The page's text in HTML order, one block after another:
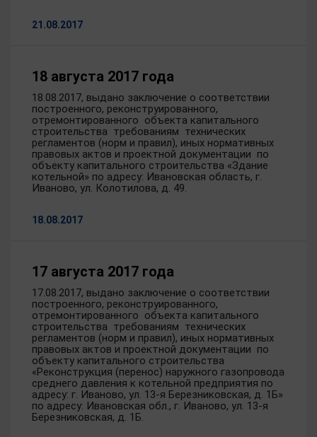
21.08.2017
18 августа 2017 года
18.08.2017, выдано заключение о соответствии
построенного, реконструированного,
отремонтированного объекта капитального
строительства требованиям технических
регламентов (норм и правил), иных нормативных
правовых актов и проектной документации по
объекту капитального строительства «Здание
котельной» по адресу: Ивановская область, г.
Иваново, ул. Колотилова, д. 49.
18.08.2017
17 августа 2017 года
17.08.2017, выдано заключение о соответствии
построенного, реконструированного,
отремонтированного объекта капитального
строительства требованиям технических
регламентов (норм и правил), иных нормативных
правовых актов и проектной документации по
объекту капитального строительства
«Реконструкция (перенос) наружного газопровода
среднего давления к котельной предприятия по
адресу: г. Иваново, ул. 13-я Березниковская, д. 1Б»
по адресу: Ивановская обл., г. Иваново, ул. 13-я
Березниковская, д. 1Б.